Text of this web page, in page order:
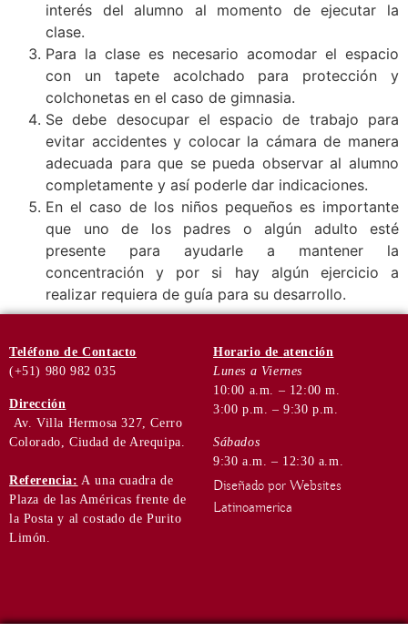
interés del alumno al momento de ejecutar la
clase.
Para la clase es necesario acomodar el espacio
con un tapete acolchado para protección y
colchonetas en el caso de gimnasia.
Se debe desocupar el espacio de trabajo para
evitar accidentes y colocar la cámara de manera
adecuada para que se pueda observar al alumno
completamente y así poderle dar indicaciones.
En el caso de los niños pequeños es importante
que uno de los padres o algún adulto esté
presente para ayudarle a mantener la
concentración y por si hay algún ejercicio a
realizar requiera de guía para su desarrollo.
Teléfono de Contacto
(+51) 980 982 035
Dirección
Av. Villa Hermosa 327, Cerro
Colorado, Ciudad de Arequipa.
Referencia: A una cuadra de
Plaza de las Américas frente de
la Posta y al costado de Purito
Limón.
Horario de atención
Lunes a Viernes
10:00 a.m. – 12:00 m.
3:00 p.m. – 9:30 p.m.
Sábados
9:30 a.m. – 12:30 a.m.
Diseñado por Websites
Latinoamerica